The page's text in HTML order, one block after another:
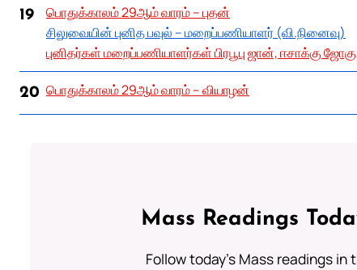
19
பொதுக்காலம் 29ஆம் வாரம் – புதன்
சிலுவையின் புனித பவுல் – மறைப்பணியாளர் (வி.நினைவு)
புனிதர்கள் மறைப்பணியாளர்கள் பிரபூபு ஜான், ஈசாக்கு
20 பொதுக்காலம் 29ஆம் வாரம் – வியாழன்
Mass Readings
Follow today's Mass readings